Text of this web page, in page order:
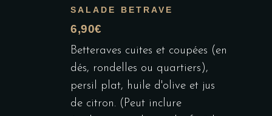
SALADE BETRAVE
6,90€
Betteraves cuites et coupées (en
dés, rondelles ou quartiers),
persil plat, huile d'olive et jus
de citron. (Peut inclure